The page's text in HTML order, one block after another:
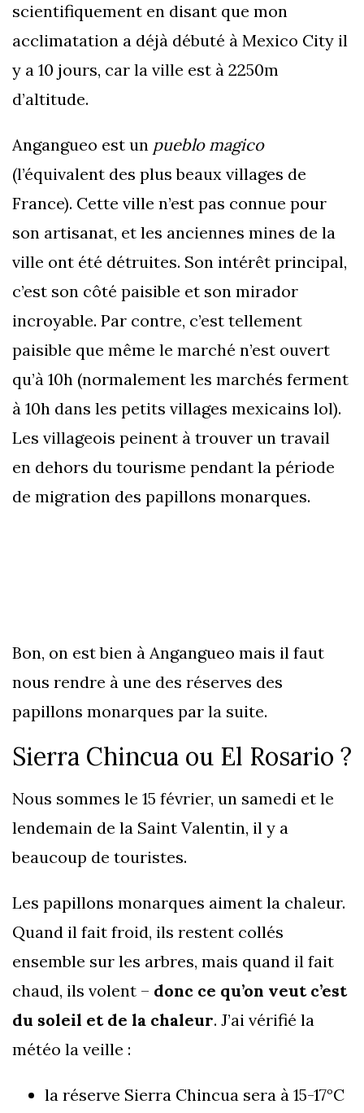
scientifiquement en disant que mon
acclimatation a déjà débuté à Mexico City il
y a 10 jours, car la ville est à 2250m
d’altitude.
Angangueo est un pueblo magico
(l’équivalent des plus beaux villages de
France). Cette ville n’est pas connue pour
son artisanat, et les anciennes mines de la
ville ont été détruites. Son intérêt principal,
c’est son côté paisible et son mirador
incroyable. Par contre, c’est tellement
paisible que même le marché n’est ouvert
qu’à 10h (normalement les marchés ferment
à 10h dans les petits villages mexicains lol).
Les villageois peinent à trouver un travail
en dehors du tourisme pendant la période
de migration des papillons monarques.
Bon, on est bien à Angangueo mais il faut
nous rendre à une des réserves des
papillons monarques par la suite.
Sierra Chincua ou El Rosario ?
Nous sommes le 15 février, un samedi et le
lendemain de la Saint Valentin, il y a
beaucoup de touristes.
Les papillons monarques aiment la chaleur.
Quand il fait froid, ils restent collés
ensemble sur les arbres, mais quand il fait
chaud, ils volent – donc ce qu’on veut c’est
du soleil et de la chaleur. J’ai vérifié la
météo la veille :
la réserve Sierra Chincua sera à 15-17°C